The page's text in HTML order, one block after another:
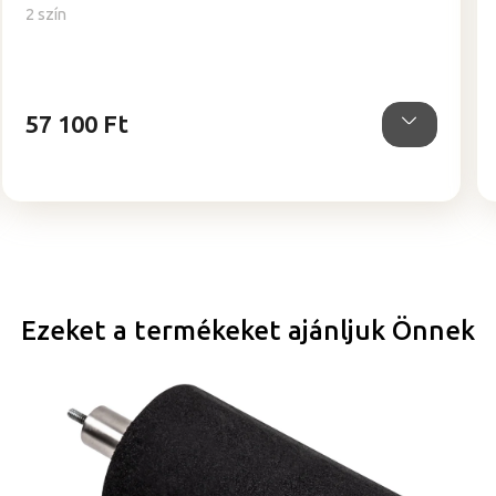
2 szín
5-
57 100 Ft
Ezeket a termékeket ajánljuk Önnek